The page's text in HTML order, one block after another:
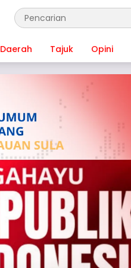
Daerah Tajuk Opini